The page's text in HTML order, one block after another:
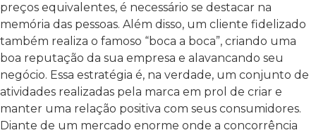
preços equivalentes, é necessário se destacar na
memória das pessoas. Além disso, um cliente fidelizado
também realiza o famoso “boca a boca”, criando uma
boa reputação da sua empresa e alavancando seu
negócio. Essa estratégia é, na verdade, um conjunto de
atividades realizadas pela marca em prol de criar e
manter uma relação positiva com seus consumidores.
Diante de um mercado enorme onde a concorrência